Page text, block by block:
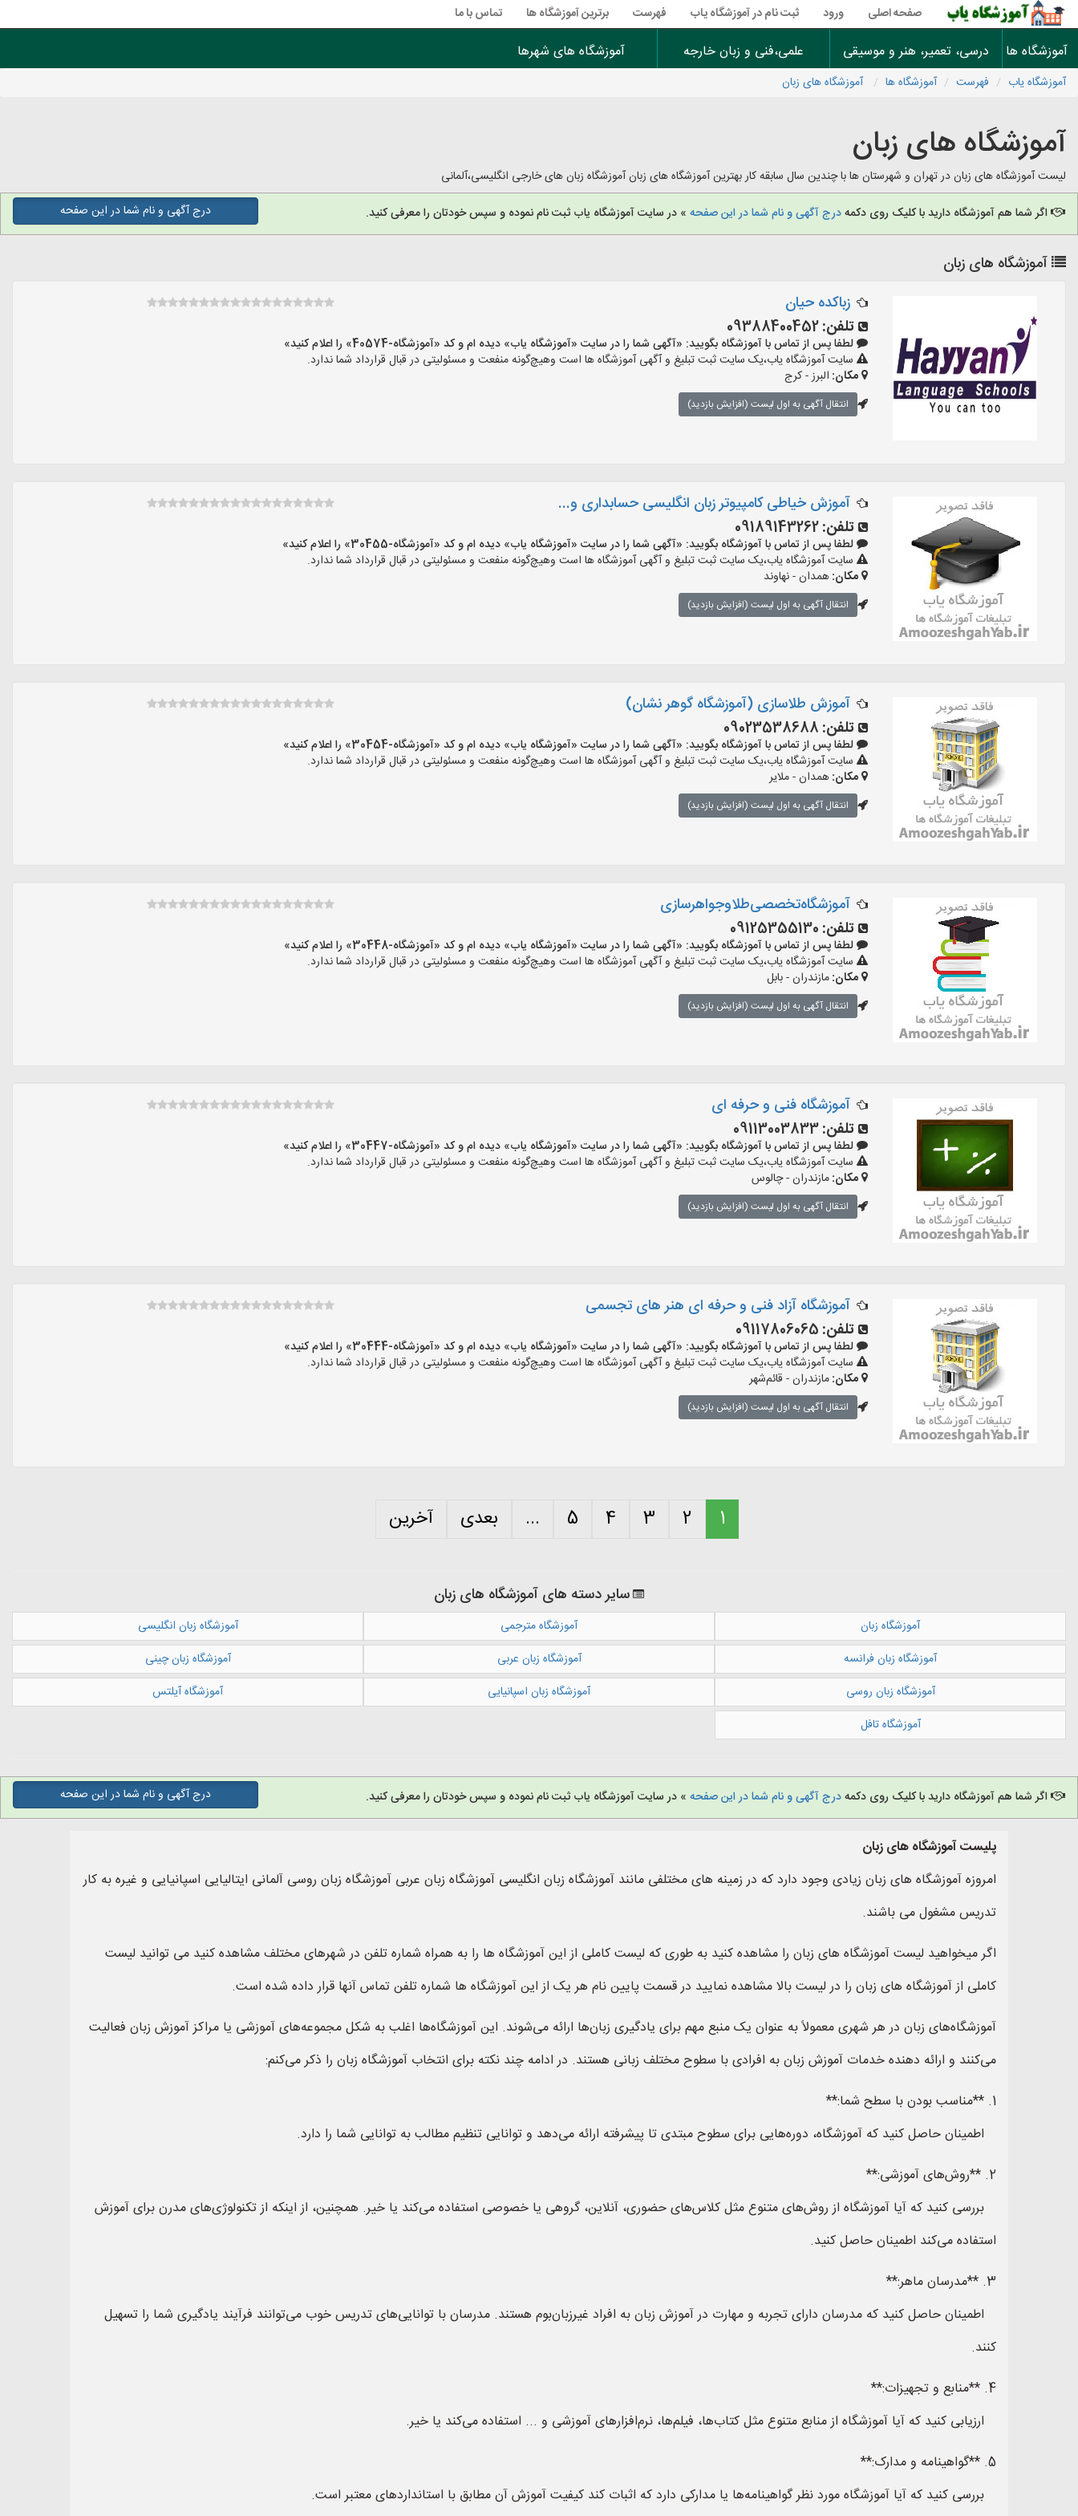
صفحه اصلی ورود ثبت نام در آموزشگاه یاب فهرست برترین آموزشگاه ها تماس با ما
آموزشگاه ها درسی، تعمیر، هنر و موسیقی علمی،فنی و زبان خارجه آموزشگاه های شهرها
آموزشگاه یاب فهرست آموزشگاه ها آموزشگاه های زبان
آموزشگاه های زبان
لیست آموزشگاه های زبان در تهران و شهرستان ها با چندین سال سابقه کار بهترین آموزشگاه های زبان آموزشگاه زبان های خارجی انگلیسی،آلمانی
اگر شما هم آموزشگاه دارید با کلیک روی دکمهدرج آگهی و نام شما در این صفحه » در سایت آموزشگاه یاب ثبت نام نموده و سپس خودتان را معرفی کنید. درج آگهی و نام شما در این صفحه
آموزشگاه های زبان
زباکده حیان
تلفن:09388400452
لطفا پس از تماس با آموزشگاه بگویید: «آگهی شما را در سایت «آموزشگاه یاب» دیده ام و کد «آموزشگاه-40574» را اعلام کنید»
سایت آموزشگاه یاب،یک سایت ثبت تبلیغ و آگهی آموزشگاه ها است وهیچ‌گونه منفعت و مسئولیتی در قبال قرارداد شما ندارد.
مکان: البرز - کرج
انتقال آگهی به اول لیست (افزایش بازدید)
آموزش خیاطی کامپیوتر زبان انگلیسی حسابداری و...
تلفن:09189143262
لطفا پس از تماس با آموزشگاه بگویید: «آگهی شما را در سایت «آموزشگاه یاب» دیده ام و کد «آموزشگاه-30455» را اعلام کنید»
سایت آموزشگاه یاب،یک سایت ثبت تبلیغ و آگهی آموزشگاه ها است وهیچ‌گونه منفعت و مسئولیتی در قبال قرارداد شما ندارد.
مکان:همدان - نهاوند
انتقال آگهی به اول لیست (افزایش بازدید)
آموزش طلاسازی (آموزشگاه گوهر نشان)
تلفن: 09023538688
لطفا پس از تماس با آموزشگاه بگویید: «آگهی شما را در سایت «آموزشگاه یاب» دیده ام و کد «آموزشگاه-30454» را اعلام کنید»
سایت آموزشگاه یاب،یک سایت ثبت تبلیغ و آگهی آموزشگاه ها است وهیچ‌گونه منفعت و مسئولیتی در قبال قرارداد شما ندارد.
مکان:همدان - ملایر
انتقال آگهی به اول لیست (افزایش بازدید)
آموزشگاه‌تخصصی‌طلاوجواهرسازی
تلفن: 09125355130
لطفا پس از تماس با آموزشگاه بگویید: «آگهی شما را در سایت «آموزشگاه یاب» دیده ام و کد «آموزشگاه-30448» را اعلام کنید»
سایت آموزشگاه یاب،یک سایت ثبت تبلیغ و آگهی آموزشگاه ها است وهیچ‌گونه منفعت و مسئولیتی در قبال قرارداد شما ندارد.
مکان:مازندران - بابل
انتقال آگهی به اول لیست (افزایش بازدید)
آموزشگاه فنی و حرفه ای
تلفن:09113003833
لطفا پس از تماس با آموزشگاه بگویید: «آگهی شما را در سایت «آموزشگاه یاب» دیده ام و کد «آموزشگاه-30447» را اعلام کنید»
سایت آموزشگاه یاب،یک سایت ثبت تبلیغ و آگهی آموزشگاه ها است وهیچ‌گونه منفعت و مسئولیتی در قبال قرارداد شما ندارد.
مکان:مازندران - چالوس
انتقال آگهی به اول لیست (افزایش بازدید)
آموزشگاه آزاد فنی و حرفه ای هنر های تجسمی
تلفن: 09117806065
لطفا پس از تماس با آموزشگاه بگویید: «آگهی شما را در سایت «آموزشگاه یاب» دیده ام و کد «آموزشگاه-30444» را اعلام کنید»
سایت آموزشگاه یاب،یک سایت ثبت تبلیغ و آگهی آموزشگاه ها است وهیچ‌گونه منفعت و مسئولیتی در قبال قرارداد شما ندارد.
مکان:مازندران - قائم‌شهر
انتقال آگهی به اول لیست (افزایش بازدید)
1
2
3
4
5
... بعدی آخرین
سایر دسته های آموزشگاه های زبان
آموزشگاه زبان آموزشگاه مترجمی
آموزشگاه زبان انگلیسی
آموزشگاه زبان فرانسه
آموزشگاه زبان عربی
آموزشگاه زبان چینی
آموزشگاه زبان روسی
آموزشگاه زبان اسپانیایی
آموزشگاه آیلتس
آموزشگاه تافل
اگر شما هم آموزشگاه دارید با کلیک روی دکمهدرج آگهی و نام شما در این صفحه » در سایت آموزشگاه یاب ثبت نام نموده و سپس خودتان را معرفی کنید. درج آگهی و نام شما در این صفحه
پلیست آموزشگاه های زبان
امروزه آموزشگاه های زبان زیادی وجود دارد که در زمینه های مختلفی مانند آموزشگاه زبان انگلیسی آموزشگاه زبان عربی آموزشگاه زبان روسی آلمانی ایتالیایی اسپانیایی و غیره به کار
تدریس مشغول می باشند.
اگر میخواهید لیست آموزشگاه های زبان را مشاهده کنید به طوری که لیست کاملی از این آموزشگاه ها را به همراه شماره تلفن در شهرهای مختلف مشاهده کنید می توانید لیست
کاملی از آموزشگاه های زبان را در لیست بالا مشاهده نمایید در قسمت پایین نام هر یک از این آموزشگاه ها شماره تلفن تماس آنها قرار داده شده است.
آموزشگاه‌های زبان در هر شهری معمولاً به عنوان یک منبع مهم برای یادگیری زبان‌ها ارائه می‌شوند. این آموزشگاه‌ها اغلب به شکل مجموعه‌های آموزشی یا مراکز آموزش زبان فعالیت
می‌کنند و ارائه دهنده خدمات آموزش زبان به افرادی با سطوح مختلف زبانی هستند. در ادامه چند نکته برای انتخاب آموزشگاه زبان را ذکر می‌کنم:
1. **مناسب بودن با سطح شما:**
اطمینان حاصل کنید که آموزشگاه، دوره‌هایی برای سطوح مبتدی تا پیشرفته ارائه می‌دهد و توانایی تنظیم مطالب به توانایی شما را دارد.
2. **روش‌های آموزشی:**
بررسی کنید که آیا آموزشگاه از روش‌های متنوع مثل کلاس‌های حضوری، آنلاین، گروهی یا خصوصی استفاده می‌کند یا خیر. همچنین، از اینکه از تکنولوژی‌های مدرن برای آموزش
استفاده می‌کند اطمینان حاصل کنید.
3. **مدرسان ماهر:**
اطمینان حاصل کنید که مدرسان دارای تجربه و مهارت در آموزش زبان به افراد غیر‌زبان‌بوم هستند. مدرسان با توانایی‌های تدریس خوب می‌توانند فرآیند یادگیری شما را تسهیل
کنند.
4. **منابع و تجهیزات:**
ارزیابی کنید که آیا آموزشگاه از منابع متنوع مثل کتاب‌ها، فیلم‌ها، نرم‌افزارهای آموزشی و ... استفاده می‌کند یا خیر.
5. **گواهینامه و مدارک:**
بررسی کنید که آیا آموزشگاه مورد نظر گواهینامه‌ها یا مدارکی دارد که اثبات کند کیفیت آموزش آن مطابق با استانداردهای معتبر است.